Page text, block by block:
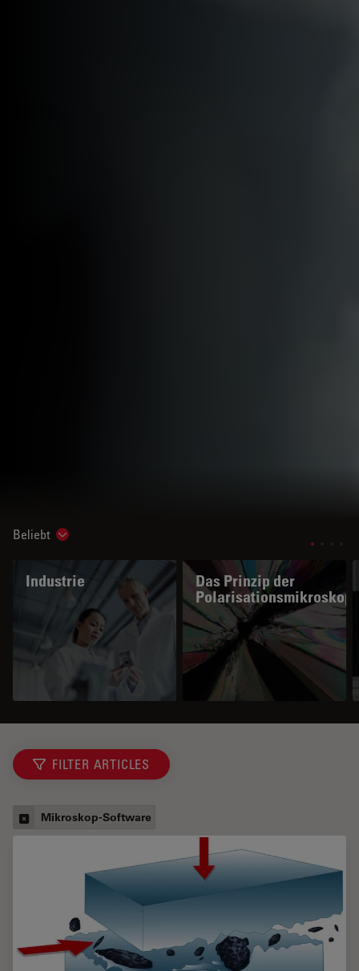
Beliebt Show subnavigation
Industrie
Das Prinzip der
FILTER ARTICLES
Mikroskop-Software